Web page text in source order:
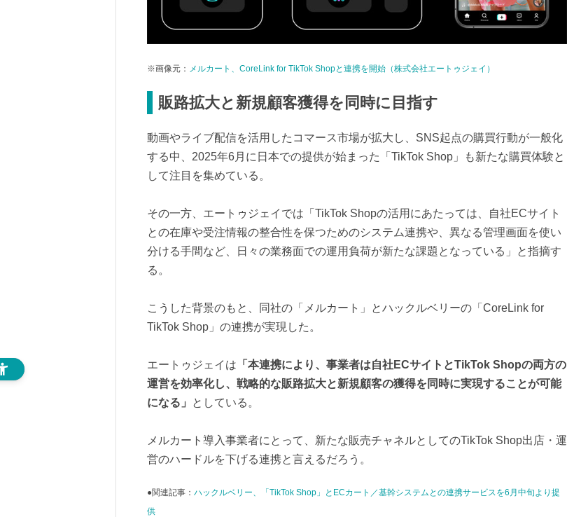
※画像元： メルカート、CoreLink for TikTok Shopと連携を開始（株式会社エートゥジェイ）
販路拡大と新規顧客獲得を同時に目指す
動画やライブ配信を活用したコマース市場が拡大し、SNS起点の購買行動が一般化
する中、2025年6月に日本での提供が始まった「TikTok Shop」も新たな購買体験と
して注目を集めている。
その一方、エートゥジェイでは「TikTok Shopの活用にあたっては、自社ECサイト
との在庫や受注情報の整合性を保つためのシステム連携や、異なる管理画面を使い
分ける手間など、日々の業務面での運用負荷が新たな課題となっている」と指摘す
る。
こうした背景のもと、同社の「メルカート」とハックルベリーの「CoreLink for
TikTok Shop」の連携が実現した。
エートゥジェイは 「本連携により、事業者は自社ECサイトとTikTok Shopの両方の
運営を効率化し、戦略的な販路拡大と新規顧客の獲得を同時に実現することが可能
になる」
としている。
メルカート導入事業者にとって、新たな販売チャネルとしてのTikTok Shop出店・運
営のハードルを下げる連携と言えるだろう。
●関連記事： ハックルベリー、「TikTok Shop」とECカート／基幹システムとの連携サービスを6月中旬より提
供